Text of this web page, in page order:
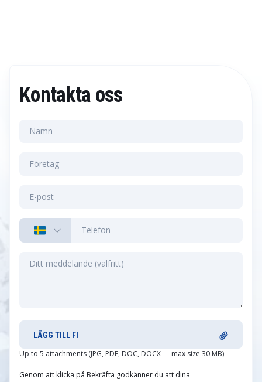
Kontakta oss
LÄGG TILL FI
Up to 5 attachments (JPG, PDF, DOC, DOCX — max size 30 MB)
Genom att klicka på Bekräfta godkänner du att dina